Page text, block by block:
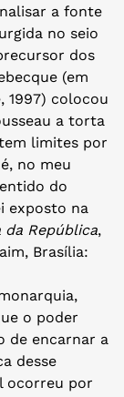
a fonte
no seio
dos
(em
1997) colocou
a torta
limites por
no meu
do
exposto na
República,
Brasília:
o poder
de encarnar a
desse
ocorreu por